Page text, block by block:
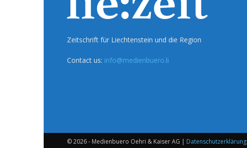
Zeitschrift für Liechtenstein und die Region
Contact us: info@medienbuero.li
© 2026 - Medienbuero Oehri & Kaiser AG | Datenschutzerklärung